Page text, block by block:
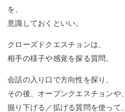
を、
意識しておくといい。
クローズドクエスチョンは、
相手の様子や感覚を探る質問。
会話の入り口で方向性を探り、
その後、オープンクエスチョンや、
掘り下げる／拡げる質問を使って、